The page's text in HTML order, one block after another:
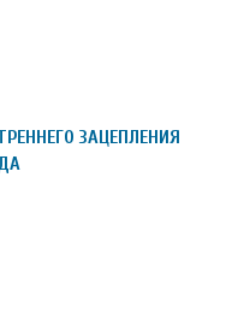
ЗАЦЕПЛЕНИЯ